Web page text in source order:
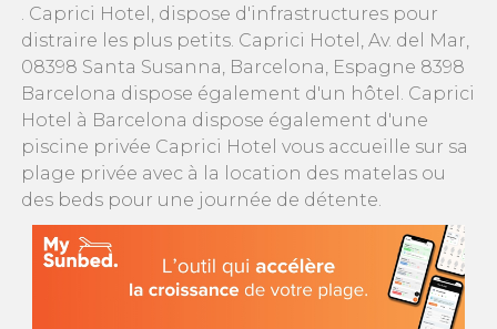
. Caprici Hotel, dispose d'infrastructures pour
distraire les plus petits. Caprici Hotel, Av. del Mar,
08398 Santa Susanna, Barcelona, Espagne 8398
Barcelona dispose également d'un hôtel. Caprici
Hotel à Barcelona dispose également d'une
piscine privée Caprici Hotel vous accueille sur sa
plage privée avec à la location des matelas ou
des beds pour une journée de détente.